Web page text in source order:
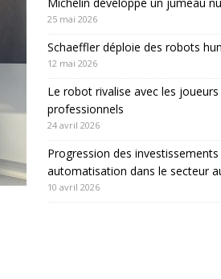
25 mai 2026
Schaeffler déploie des robots
12 mai 2026
Le robot rivalise avec les
professionnels
24 avril 2026
Progression des investissements
automatisation dans le secteur
10 avril 2026